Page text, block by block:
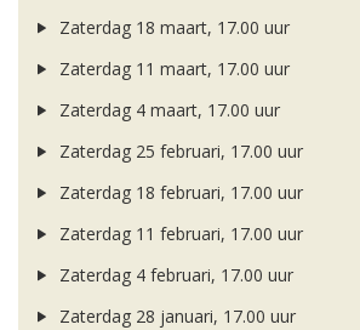
Zaterdag 18 maart, 17.00 uur
Zaterdag 11 maart, 17.00 uur
Zaterdag 4 maart, 17.00 uur
Zaterdag 25 februari, 17.00 uur
Zaterdag 18 februari, 17.00 uur
Zaterdag 11 februari, 17.00 uur
Zaterdag 4 februari, 17.00 uur
Zaterdag 28 januari, 17.00 uur